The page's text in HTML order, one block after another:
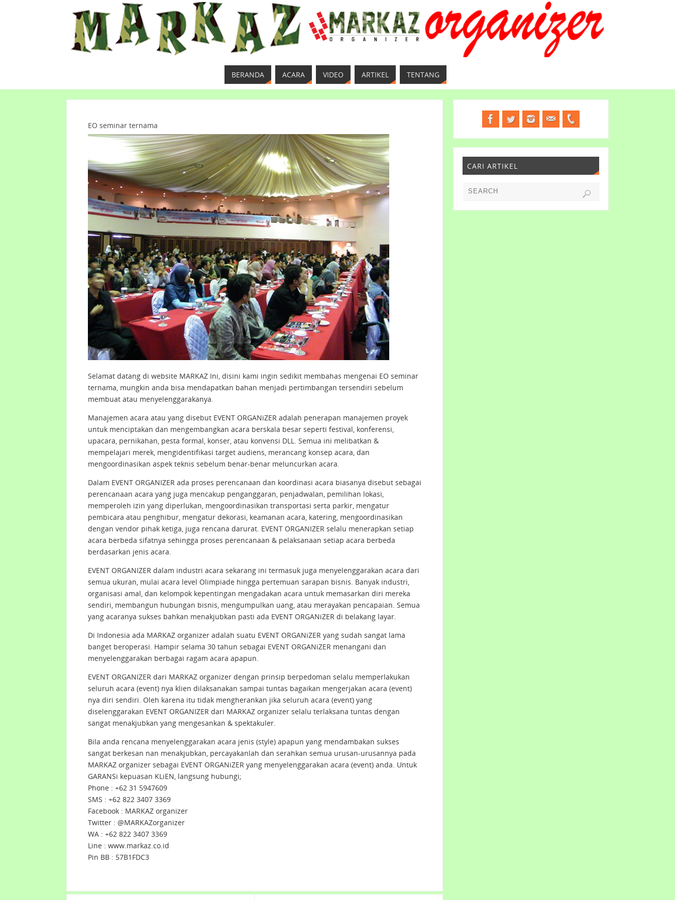
BERANDA ACARA VIDEO ARTIKEL TENTANG
EO seminar ternama
Selamat datang di website MARKAZ Ini, disini kami ingin sedikit membahas mengenai EO seminar
ternama, mungkin anda bisa mendapatkan bahan menjadi pertimbangan tersendiri sebelum
membuat atau menyelenggarakanya.
Manajemen acara atau yang disebut EVENT ORGANiZER adalah penerapan manajemen proyek
untuk menciptakan dan mengembangkan acara berskala besar seperti festival, konferensi,
upacara, pernikahan, pesta formal, konser, atau konvensi DLL. Semua ini melibatkan &
mempelajari merek, mengidentifikasi target audiens, merancang konsep acara, dan
mengoordinasikan aspek teknis sebelum benar-benar meluncurkan acara.
Dalam EVENT ORGANIZER ada proses perencanaan dan koordinasi acara biasanya disebut sebagai
perencanaan acara yang juga mencakup penganggaran, penjadwalan, pemilihan lokasi,
memperoleh izin yang diperlukan, mengoordinasikan transportasi serta parkir, mengatur
pembicara atau penghibur, mengatur dekorasi, keamanan acara, katering, mengoordinasikan
dengan vendor pihak ketiga, juga rencana darurat. EVENT ORGANIZER selalu menerapkan setiap
acara berbeda sifatnya sehingga proses perencanaan & pelaksanaan setiap acara berbeda
berdasarkan jenis acara.
EVENT ORGANIZER dalam industri acara sekarang ini termasuk juga menyelenggarakan acara dari
semua ukuran, mulai acara level Olimpiade hingga pertemuan sarapan bisnis. Banyak industri,
organisasi amal, dan kelompok kepentingan mengadakan acara untuk memasarkan diri mereka
sendiri, membangun hubungan bisnis, mengumpulkan uang, atau merayakan pencapaian. Semua
yang acaranya sukses bahkan menakjubkan pasti ada EVENT ORGANiZER di belakang layar.
Di Indonesia ada MARKAZ organizer adalah suatu EVENT ORGANiZER yang sudah sangat lama
banget beroperasi. Hampir selama 30 tahun sebagai EVENT ORGANiZER menangani dan
menyelenggarakan berbagai ragam acara apapun.
EVENT ORGANIZER dari MARKAZ organizer dengan prinsip berpedoman selalu memperlakukan
seluruh acara (event) nya klien dilaksanakan sampai tuntas bagaikan mengerjakan acara (event)
nya diri sendiri. Oleh karena itu tidak mengherankan jika seluruh acara (event) yang
diselenggarakan EVENT ORGANIZER dari MARKAZ organizer selalu terlaksana tuntas dengan
sangat menakjubkan yang mengesankan & spektakuler.
Bila anda rencana menyelenggarakan acara jenis (style) apapun yang mendambakan sukses
sangat berkesan nan menakjubkan, percayakanlah dan serahkan semua urusan-urusannya pada
MARKAZ organizer sebagai EVENT ORGANiZER yang menyelenggarakan acara (event) anda. Untuk
GARANSi kepuasan KLiEN, langsung hubungi;
Phone : +62 31 5947609
SMS : +62 822 3407 3369
Facebook : MARKAZ organizer
Twitter : @MARKAZorganizer
WA : +62 822 3407 3369
Line : www.markaz.co.id
Pin BB : 57B1FDC3
CARI ARTIKEL